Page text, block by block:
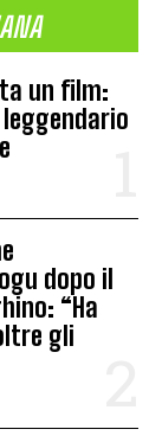
un film:
dopo il
“Ha
gli